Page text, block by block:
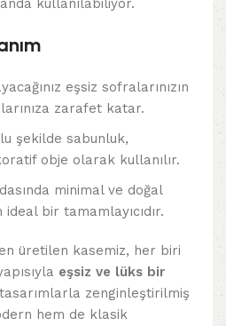
kullanılabiliyor.
eşsiz sofralarınızın
zarafet katar.
şekilde sabunluk,
obje olarak kullanılır.
minimal ve doğal
bir tamamlayıcıdır.
üretilen kasemiz, her biri
eşsiz ve lüks bir
zenginleştirilmiş
hem de klasik